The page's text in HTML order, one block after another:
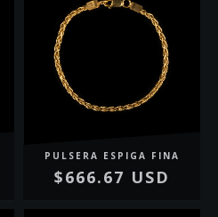
PULSERA ESPIGA FINA
$666.67 USD